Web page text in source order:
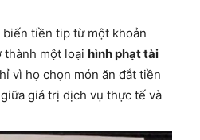
tiền tip từ một khoản
thành một loại hình phạt tài
vì họ chọn món ăn đắt tiền
giá trị dịch vụ thực tế và